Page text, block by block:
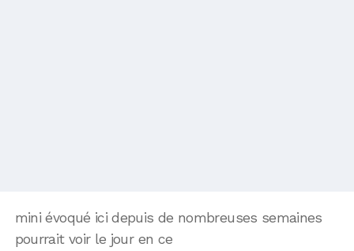
mini évoqué ici depuis de nombreuses semaines
pourrait voir le jour en ce